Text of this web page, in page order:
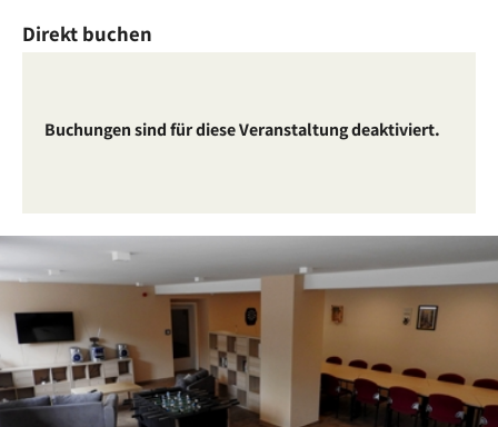
Direkt buchen
Buchungen sind für diese Veranstaltung deaktiviert.